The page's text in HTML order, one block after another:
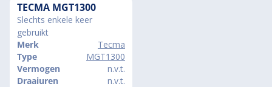
TECMA MGT1300
Slechts enkele keer
gebruikt
Merk
Tecma
Type
MGT1300
Vermogen
n.v.t.
Draaiuren
n.v.t.